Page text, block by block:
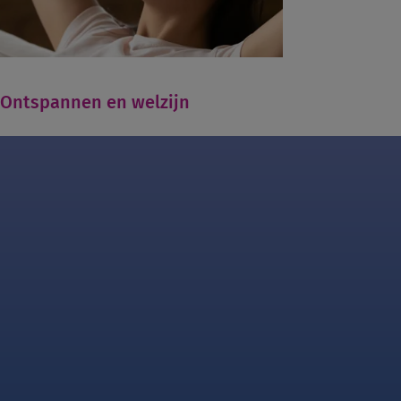
Ontspannen en welzijn